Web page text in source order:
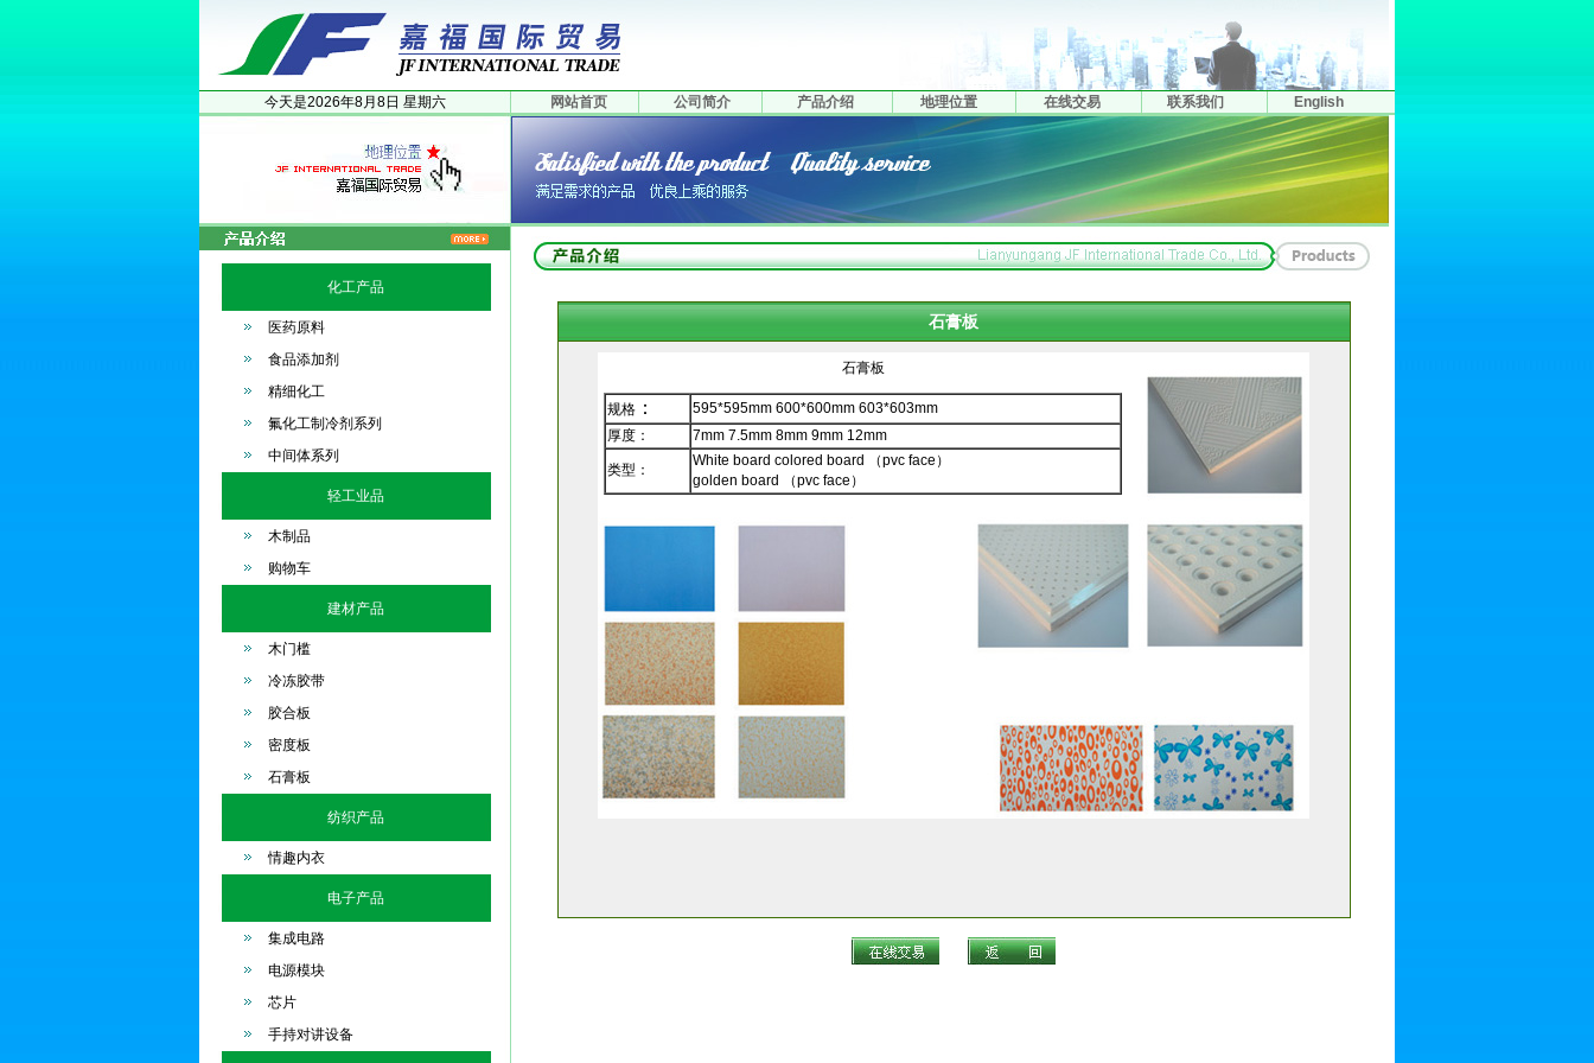
今天是2026年8月 8日 星期六 网站首页 公司简介 产品介绍 地理位置 在线交易 联系我们 English
化工产品
医药原料
食品添加剂
精细化工
氟化工制冷剂系列
中间体系列
轻工业品
木制品
购物车
建材产品
木门槛
冷冻胶带
胶合板
密度板
石膏板
纺织产品
情趣内衣
电子产品
集成电路
电源模块
芯片
手持对讲设备
石膏板
石膏板
规格 ：
595*595mm 600*600mm 603*603mm
厚度：
7mm 7.5mm 8mm 9mm 12mm
类型：
White board colored board （pvc face）
golden board （pvc face）